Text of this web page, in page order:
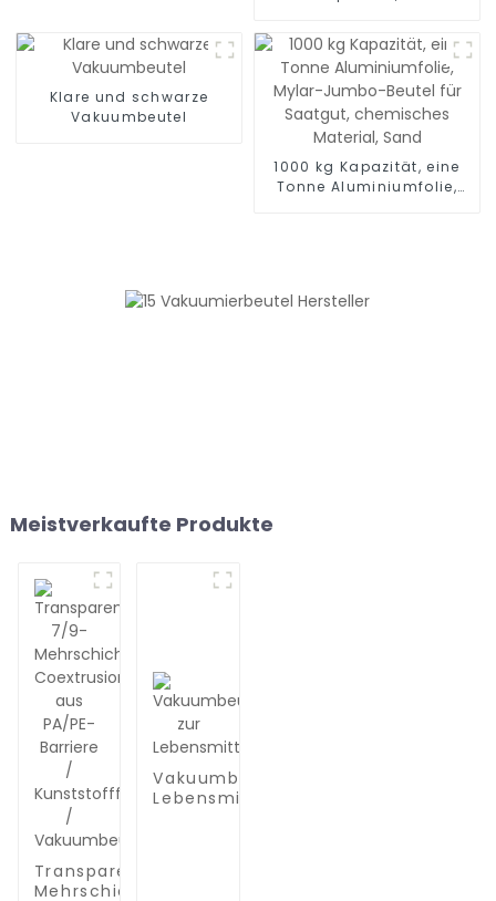
Lebensmittelaufbewahrung,
Essenszubereitung oder
Sous Vide
Klare und schwarze
Vakuumbeutel
1000 kg Kapazität, eine
Tonne Aluminiumfolie,
Meistverkaufte Produkte
Transparente 7/9-
Mehrschicht-
Vakuumbeutel zur
Lebensmittelaufbewahrung